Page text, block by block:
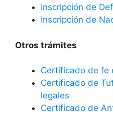
Inscripción de
Inscripción de
Otros trámites
Certificado de fe
Certificado de
legales
Certificado de